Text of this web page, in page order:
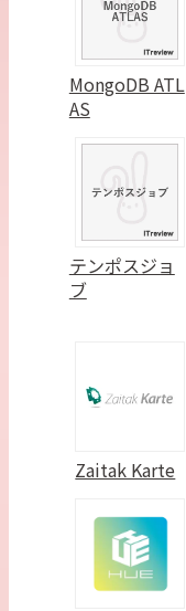
MongoDB ATL
AS
テンポスジョ
ブ
Zaitak Karte